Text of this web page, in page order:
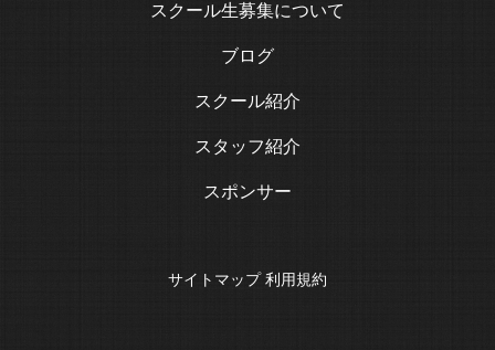
スクール生募集について
ブログ
スクール紹介
スタッフ紹介
スポンサー
サイトマップ 利用規約